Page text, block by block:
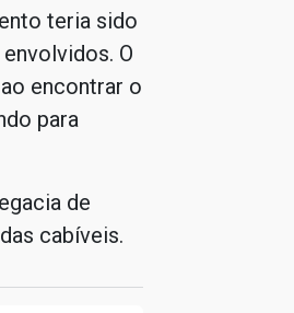
teria sido
O
encontrar o
para
de
cabíveis.